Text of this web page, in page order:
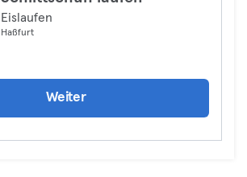
Eislaufen
Haßfurt
Weiter